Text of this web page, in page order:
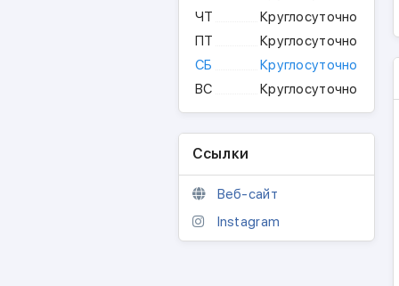
ЧТ
Круглосуточно
ПТ
Круглосуточно
СБ
Круглосуточно
ВС
Круглосуточно
Ссылки
Веб-сайт
Instagram